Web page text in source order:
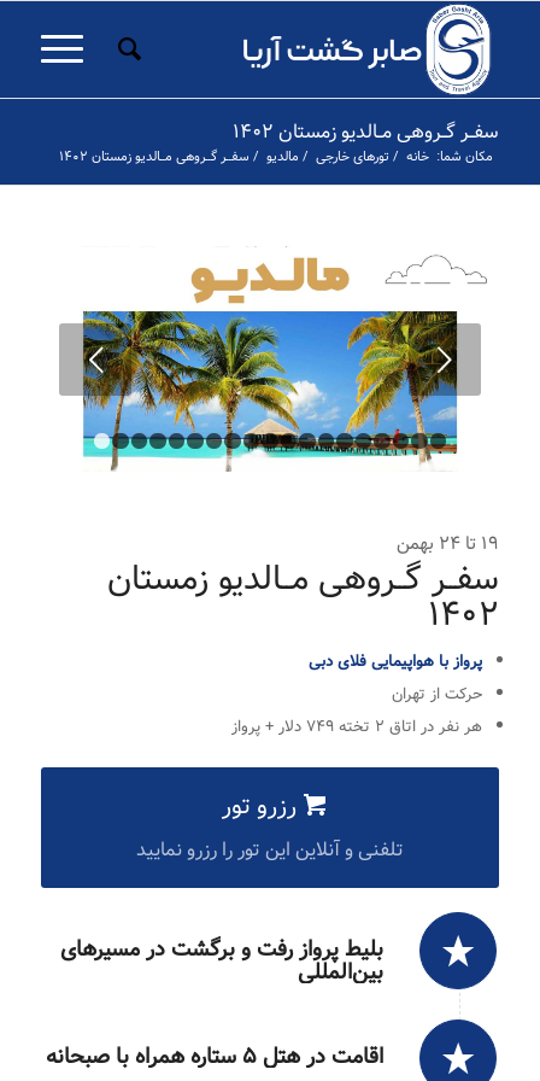
سفــر گــروهی مــالدیو زمستان ۱۴۰۲
مکان شما: خانه / تورهای خارجی / مالدیو / سفــر گــروهی مــالدیو زمستان ۱۴۰۲
قبلی
۱ ۲ ۳ ۴ ۵ ۶ ۷ ۸ ۹ ۱۰۱۱ ۱۲۱۳
۱۹ تا ۲۴ بهمن
سفــر گــروهی مــالدیو زمستان
۱۴۰۲
پرواز با هواپیمایی فلای دبی
حرکت از تهران
هر نفر در اتاق ۲ تخته ۷۴۹ دلار + پرواز
رزرو تور
تلفنی و آنلاین این تور را رزرو نمایید
بلیط پرواز رفت و برگشت در مسیرهای
بین‌المللی
اقامت در هتل ۵ ستاره همراه با صبحانه